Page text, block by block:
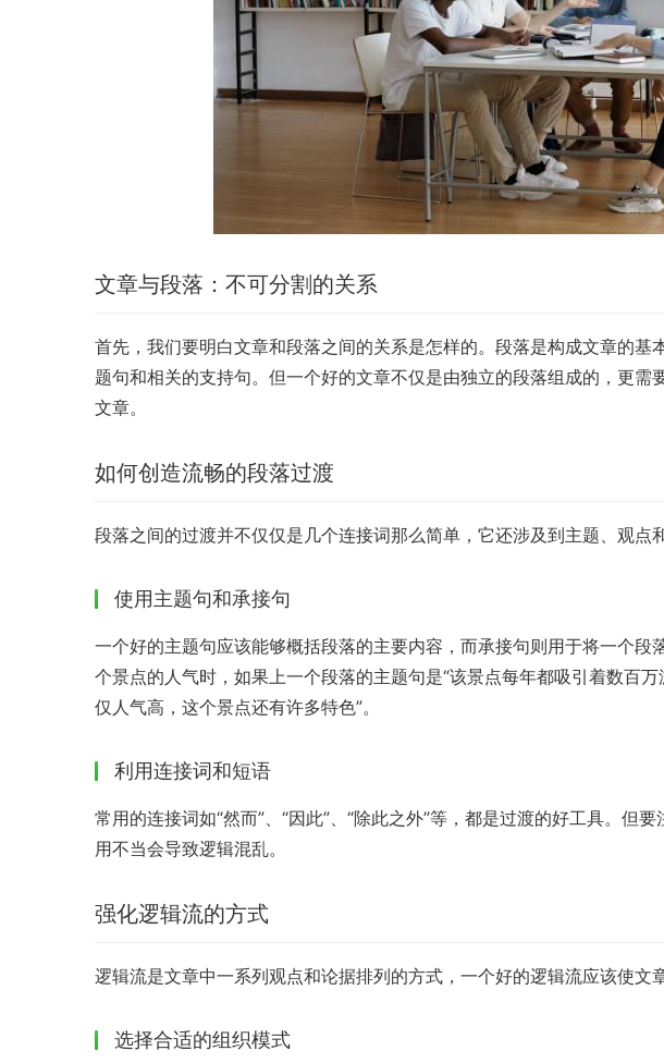
文章与段落：不可分割的关系
首先，我们要明白文章和段落之间的关系是怎样的。段落是构成文章的基
题句和相关的支持句。但一个好的文章不仅是由独立的段落组成的，更需
文章。
如何创造流畅的段落过渡
段落之间的过渡并不仅仅是几个连接词那么简单，它还涉及到主题、观点
使用主题句和承接句
一个好的主题句应该能够概括段落的主要内容，而承接句则用于将一个段
个景点的人气时，如果上一个段落的主题句是“该景点每年都吸引着数百
仅人气高，这个景点还有许多特色”。
利用连接词和短语
常用的连接词如“然而”、“因此”、“除此之外”等，都是过渡的好工具。但
用不当会导致逻辑混乱。
强化逻辑流的方式
逻辑流是文章中一系列观点和论据排列的方式，一个好的逻辑流应该使文
选择合适的组织模式